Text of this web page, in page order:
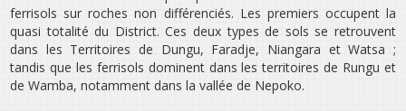
ferrisols sur roches non différenciés. Les premiers occupent la
quasi totalité du District. Ces deux types de sols se retrouvent
dans les Territoires de Dungu, Faradje, Niangara et Watsa ;
tandis que les ferrisols dominent dans les territoires de Rungu et
de Wamba, notamment dans la vallée de Nepoko.